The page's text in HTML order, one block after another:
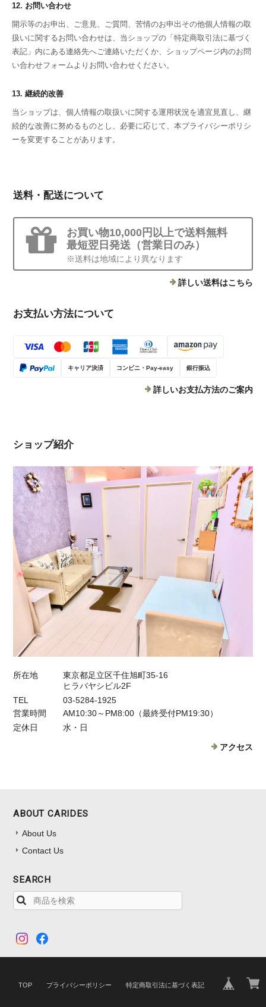
12. お問い合わせ
開示等のお申出、ご意見、ご質問、苦情のお申出その他個人情報の取
扱いに関するお問い合わせは、当ショップの「特定商取引法に基づく
表記」内にある連絡先へご連絡いただくか、ショップページ内のお問
い合わせフォームよりお問い合わせください。
13. 継続的改善
当ショップは、個人情報の取扱いに関する運用状況を適宜見直し、継
続的な改善に努めるものとし、必要に応じて、本プライバシーポリシ
ーを変更することがあります。
送料・配送について
お買い物10,000円以上で送料無料
最短翌日発送（営業日のみ）
※送料は地域により異なります
詳しい送料はこちら
お支払い方法について
キャリア決済 コンビニ・Pay-easy 銀行振込
詳しいお支払方法のご案内
ショップ紹介
所在地
東京都足立区千住旭町35-16
ヒラバヤシビル2F
TEL
03-5284-1925
営業時間
AM10:30～PM8:00（最終受付PM19:30）
定休日
水・日
アクセス
ABOUT CARIDES
About Us
Contact Us
SEARCH
TOP プライバシーポリシー 特定商取引法に基づく表記